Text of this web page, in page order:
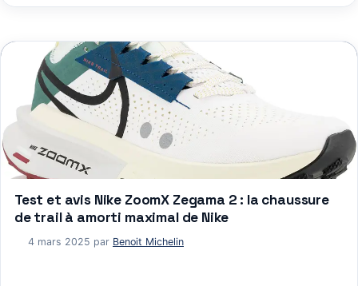
Test et avis Nike ZoomX Zegama 2 : la chaussure
de trail à amorti maximal de Nike
4 mars 2025 par Benoit Michelin